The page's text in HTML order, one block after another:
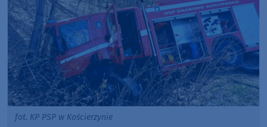
fot. KP PSP w Kościerzynie